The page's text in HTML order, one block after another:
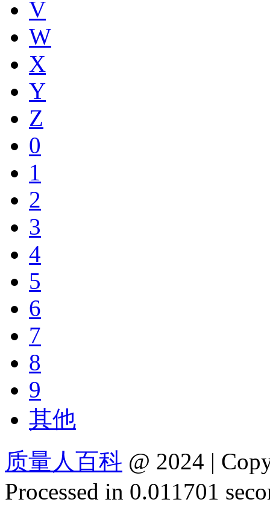
V
W
X
Y
Z
0
1
2
3
4
5
6
7
8
9
其他
质量人百科 @ 2024 |
Processed in 0.011701